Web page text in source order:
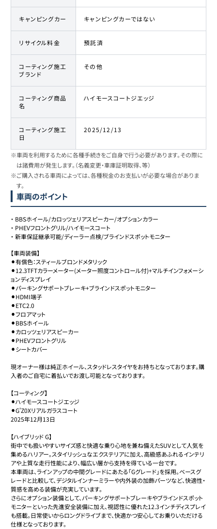
キャンピングカー キャンピングカーではない
リサイクル料金 預託済
コーティング施工
ブランド
その他
コーティング商品
名
ハイモースコートジエッジ
コーティング施工
日
2025/12/13
※車両を利用するために各種手続きをご自身で行う必要があります。その際に
は諸費用が発生します。（名義変更・車庫証明取得、等）
※ご購入される車両によっては、各種税金のお支払いが必要な場合がありま
す。
車両のポイント
・ BBSホイール/カロッツェリアスピーカー/オプションカラー
・ PHEVフロントグリル/ハイモースコート
・新車保証継承可能/ディーラー点検/ブラインドスポットモニター
【車両装備】
⚫︎有償色：スティールブロンドメタリック
⚫︎12.3TFTカラーメーター(メーター照度コントロール付)+マルチインフォメーシ
ョンディスプレイ
⚫︎パーキングサポートブレーキ+ブラインドスポットモニター
⚫︎HDMI端子
⚫︎ETC2.0
⚫︎フロアマット
⚫︎BBSホイール
⚫︎カロッツェリアスピーカー
⚫︎PHEVフロントグリル
⚫︎シートカバー
現オーナー様は純正ホイール、スタッドレスタイヤをお持ちとなっております。購
入者のご自宅に着払いでお渡し可能となっております。
【コーティング】
⚫︎ハイモースコートジエッジ
⚫︎G'Z0Xリアルガラスコート
2025年12月13日
【ハイブリッド G】
街中でも扱いやすいサイズ感と快適な乗り心地を兼ね備えたSUVとして人気を
集めるハリアー。スタイリッシュなエクステリアに加え、高級感あふれるインテリ
アや上質な走行性能により、幅広い層から支持を得ている一台です。
本車両は、ラインアップの中間グレードにあたる「Gグレード」を採用。ベースグ
レードと比較して、デジタルインナーミラーや内外装の加飾パーツなど、快適性・
質感を高める装備が充実しています。
さらにオプション装備として、パーキングサポートブレーキやブラインドスポット
モニターといった先進安全装備に加え、視認性に優れた12.3インチディスプレイ
も搭載。日常使いからロングドライブまで、快適かつ安心してお乗りいただける
仕様となっております。